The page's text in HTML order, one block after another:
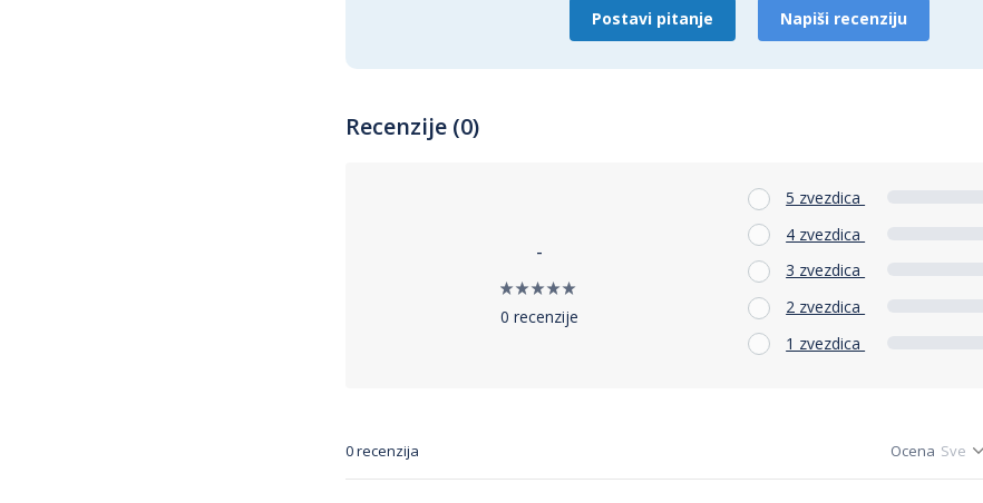
Postavi pitanje Napiši recenziju
Recenzije (0)
-
0 recenzije
5 zvezdica
4 zvezdica
3 zvezdica
2 zvezdica
1 zvezdica
0 recenzija Ocena